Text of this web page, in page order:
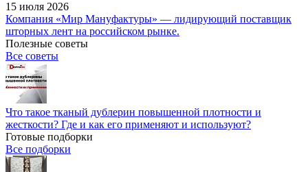
15 июля 2026
Компания «Мир Мануфактуры» — лидирующий поставщик
шторных лент на российском рынке.
Полезные советы
Все советы
Что такое тканый дублерин повышенной плотности и
жесткости? Где и как его применяют и используют?
Готовые подборки
Все подборки